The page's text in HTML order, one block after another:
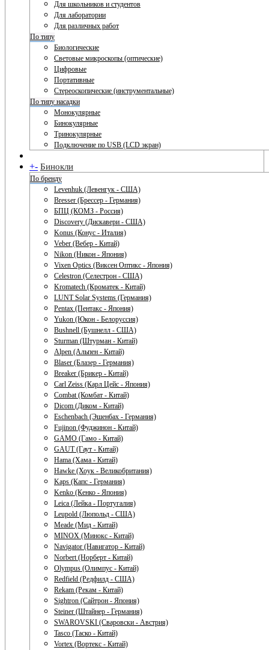
Для школьников и студентов
Для лаборатории
Для различных работ
По типу
Биологические
Световые микроскопы (оптические)
Цифровые
Портативные
Стереоскопические (инструментальные)
По типу насадки
Монокулярные
Бинокулярные
Тринокулярные
Подключение по USB (LCD экран)
+- Бинокли
По бренду
Levenhuk (Левенгук - США)
Bresser (Брессер - Германия)
БПЦ (КОМЗ - Россия)
Discovery (Дискавери - США)
Konus (Конус - Италия)
Veber (Вебер - Китай)
Nikon (Никон - Япония)
Vixen Optics (Виксен Оптикс - Япония)
Celestron (Селестрон - США)
Kromatech (Кроматек - Китай)
LUNT Solar Systems (Германия)
Pentax (Пентакс - Япония)
Yukon (Юкон - Белоруссия)
Bushnell (Бушнелл - США)
Sturman (Штурман - Китай)
Alpen (Альпен - Китай)
Blaser (Блазер - Германия)
Breaker (Брикер - Китай)
Carl Zeiss (Карл Цейс - Япония)
Combat (Комбат - Китай)
Dicom (Диком - Китай)
Eschenbach (Эшенбах - Германия)
Fujinon (Фуджинон - Китай)
GAMO (Гамо - Китай)
GAUT (Гаут - Китай)
Hama (Хама - Китай)
Hawke (Хоук - Великобритания)
Kaps (Капс - Германия)
Kenko (Кенко - Япония)
Leica (Лейка - Португалия)
Leupold (Люпольд - США)
Meade (Мид - Китай)
MINOX (Минокс - Китай)
Navigator (Навигатор - Китай)
Norbert (Норберт - Китай)
Olympus (Олимпус - Китай)
Redfield (Редфилд - США)
Rekam (Рекам - Китай)
Sightron (Сайтрон - Япония)
Steiner (Штайнер - Германия)
SWAROVSKI (Сваровски - Австрия)
Tasco (Таско - Китай)
Vortex (Вортекс - Китай)